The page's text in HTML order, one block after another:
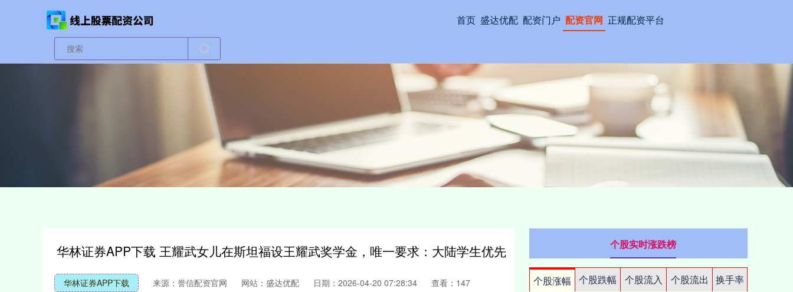
首页 盛达优配 配资门户 配资官网 正规配资平台
华林证券APP下载 王耀武女儿在斯坦福设王耀武奖学金，唯一要求：大陆学生优先
华林证券APP下载 来源：誉信配资官网 网站：盛达优配 日期：2026-04-20 07:28:34 查看：147
个股实时涨跌榜
个股涨幅 个股跌幅 个股流入 个股流出
换手率